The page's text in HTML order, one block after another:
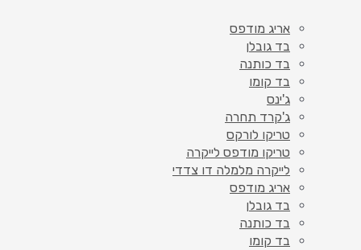
אריג מודפס
בד גובלן
בד כותנה
בד קומו
ג'ינס
ג'קרד תחרה
טריקו לורקס
טריקו מודפס לייקרה
לייקרה מלמלה דו צדדי
אריג מודפס
בד גובלן
בד כותנה
בד קומו